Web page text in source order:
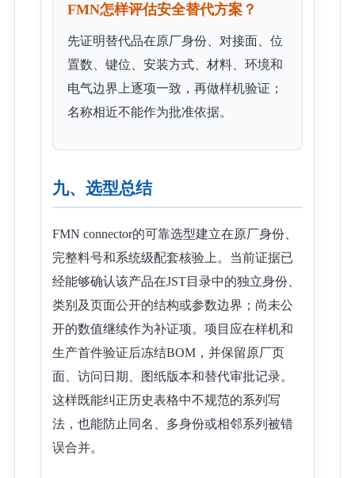
FMN怎样评估安全替代方案？
先证明替代品在原厂身份、对接面、位
置数、键位、安装方式、材料、环境和
电气边界上逐项一致，再做样机验证；
名称相近不能作为批准依据。
九、选型总结
FMN connector的可靠选型建立在原厂身份、
完整料号和系统级配套核验上。当前证据已
经能够确认该产品在JST目录中的独立身份、
类别及页面公开的结构或参数边界；尚未公
开的数值继续作为补证项。项目应在样机和
生产首件验证后冻结BOM，并保留原厂页
面、访问日期、图纸版本和替代审批记录。
这样既能纠正历史表格中不规范的系列写
法，也能防止同名、多身份或相邻系列被错
误合并。